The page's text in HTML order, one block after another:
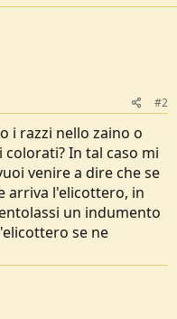
#2
i razzi nello zaino o
In tal caso mi
venire a dire che se
arriva l'elicottero, in
un indumento
se ne